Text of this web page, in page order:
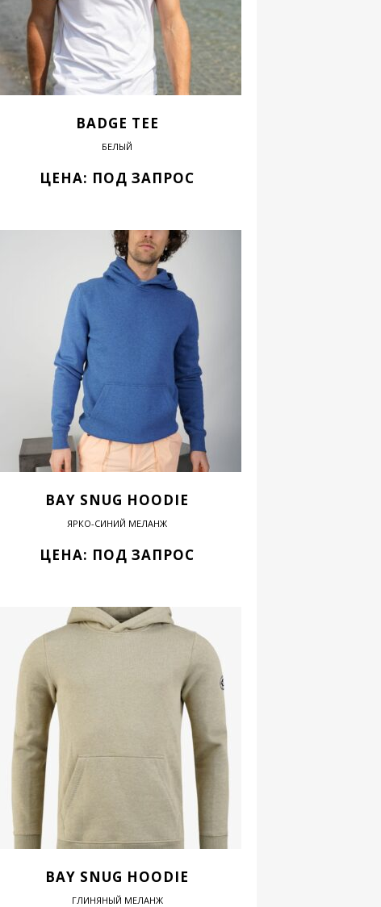
BADGE TEE
БЕЛЫЙ
ЦЕНА: ПОД ЗАПРОС
BAY SNUG HOODIE
ЯРКО-СИНИЙ МЕЛАНЖ
ЦЕНА: ПОД ЗАПРОС
BAY SNUG HOODIE
ГЛИНЯНЫЙ МЕЛАНЖ